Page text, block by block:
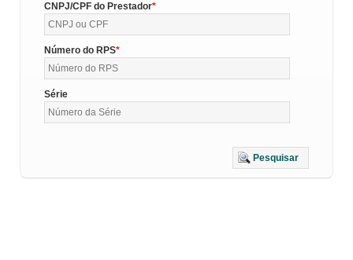
CNPJ/CPF do Prestador
Número do RPS
Série
Pesquisar